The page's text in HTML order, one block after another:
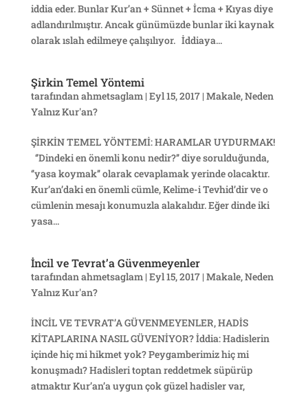
iddia eder. Bunlar Kur’an + Sünnet + İcma + Kıyas diye
adlandırılmıştır. Ancak günümüzde bunlar iki kaynak
olarak ıslah edilmeye çalışılıyor. İddiaya...
Şirkin Temel Yöntemi
tarafındanahmetsaglam| Eyl 15, 2017| Makale,Neden
Yalnız Kur'an?
ŞİRKİN TEMEL YÖNTEMİ: HARAMLAR UYDURMAK!
‘’Dindeki en önemli konu nedir?’’ diye sorulduğunda,
‘’yasa koymak’’ olarak cevaplamak yerinde olacaktır.
Kur’an’daki en önemli cümle, Kelime-i Tevhid’dir ve o
cümlenin mesajı konumuzla alakalıdır. Eğer dinde iki
yasa...
İncil ve Tevrat’a Güvenmeyenler
tarafındanahmetsaglam| Eyl 15, 2017| Makale,Neden
Yalnız Kur'an?
İNCİL VE TEVRAT’A GÜVENMEYENLER, HADİS
KİTAPLARINA NASIL GÜVENİYOR? İddia: Hadislerin
içinde hiç mi hikmet yok? Peygamberimiz hiç mi
konuşmadı? Hadisleri toptan reddetmek süpürüp
atmaktır Kur’an’a uygun çok güzel hadisler var,